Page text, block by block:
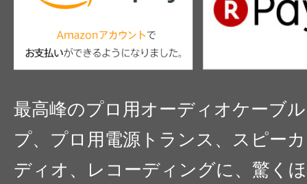
最高峰のプロ用オーディオケーブ
プ、プロ用電源トランス、スピー
ディオ、レコーディングに、驚く